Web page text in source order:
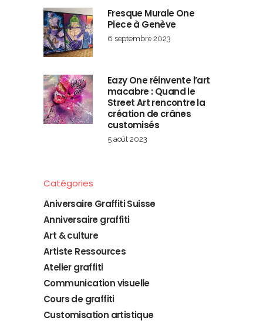
Fresque Murale One
Piece à Genève
6 septembre 2023
Eazy One réinvente l’art
macabre : Quand le
Street Art rencontre la
création de crânes
customisés
5 août 2023
Catégories
Aniversaire Graffiti Suisse
Anniversaire graffiti
Art & culture
Artiste Ressources
Atelier graffiti
Communication visuelle
Cours de graffiti
Customisation artistique